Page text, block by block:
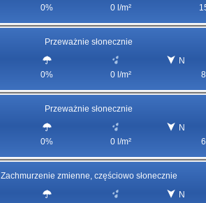
0% 0 l/m²
Przeważnie słonecznie
0% 0 l/m²
N
Przeważnie słonecznie
0% 0 l/m²
N
Zachmurzenie zmienne, częściowo słonecznie
N